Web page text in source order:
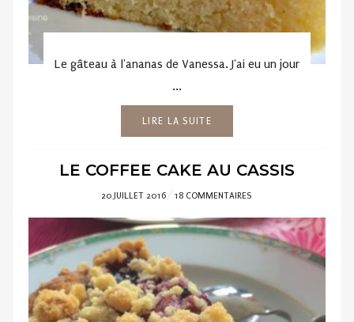
Le gâteau à l'ananas de Vanessa. J'ai eu un jour
...
LIRE LA SUITE
LE COFFEE CAKE AU CASSIS
POSTED
ON
20 JUILLET 2016 18 COMMENTAIRES